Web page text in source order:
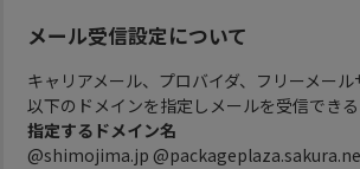
メール受信設定について
キャリアメール、プロバイダ、フリーメー
以下のドメインを指定しメールを受信でき
指定するドメイン名
@shimojima.jp